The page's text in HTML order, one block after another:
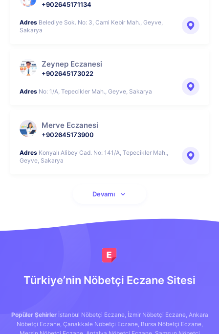
+902645171134
Adres Belediye Sok. No: 3, Cami Kebir Mah., Geyve,
Sakarya
Zeynep Eczanesi
+902645173022
Adres No: 1/A, Tepecikler Mah., Geyve, Sakarya
Merve Eczanesi
+902645173900
Adres Konyalı Alibey Cad. No: 141/A, Tepecikler Mah.,
Geyve, Sakarya
Devamı
Türkiye’nin Nöbetçi Eczane Sitesi
Popüler Şehirler İstanbul Nöbetçi Eczane, İzmir Nöbetçi Eczane, Ankara
Nöbetçi Eczane, Çanakkale Nöbetçi Eczane, Bursa Nöbetçi Eczane,